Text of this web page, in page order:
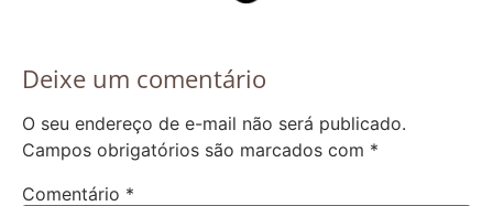
Deixe um comentário
O seu endereço de e-mail não será publicado.
Campos obrigatórios são marcados com *
Comentário *